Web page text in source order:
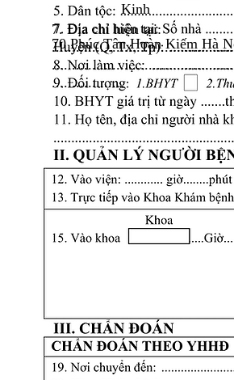
Kinh
7. Địa chỉ hiện tại:
..................
70 Phúc Tân Hoàn Kiếm Hà